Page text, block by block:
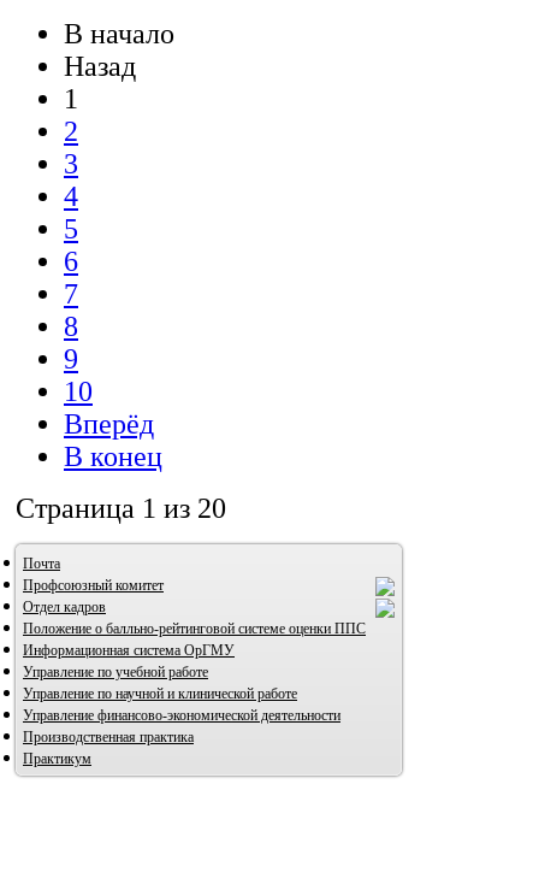
В начало
Назад
1
2
3
4
5
6
7
8
9
10
Вперёд
В конец
Страница 1 из 20
Почта
Профсоюзный комитет
Отдел кадров
Положение о балльно-рейтинговой системе оценки ППС
Информационная система ОрГМУ
Управление по учебной работе
Управление по научной и клинической работе
Управление финансово-экономической деятельности
Производственная практика
Практикум